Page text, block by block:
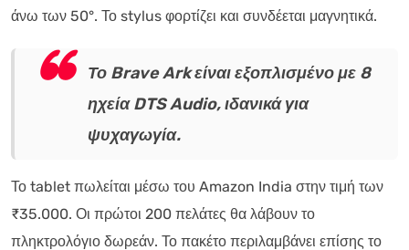
άνω των 50°. Το stylus φορτίζει και συνδέεται μαγνητικά.
Το Brave Ark είναι εξοπλισμένο με 8
ηχεία DTS Audio, ιδανικά για
ψυχαγωγία.
Το tablet πωλείται μέσω του Amazon India στην τιμή των
₹35.000. Οι πρώτοι 200 πελάτες θα λάβουν το
πληκτρολόγιο δωρεάν. Το πακέτο περιλαμβάνει επίσης το